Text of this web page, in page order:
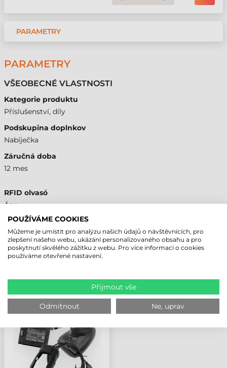
PARAMETRY
PARAMETRY
VŠEOBECNÉ VLASTNOSTI
Kategorie produktu
Příslušenství, díly
Podskupina doplnkov
Nabíječka
Záručná doba
12 mes
RFID olvasó
Áno
NAPOSLEDY PROHLÍŽENÉ PRODUKTY
ZEBRA PŘÍSLUŠENSTVÍ
NABÍJEČKA, 4 PRO
ZAŘÍZENÍ, TC22R (NUTNÉ
PŘÍSLUŠENSTVÍ:
KABEL, AC KABEL)
POUŽÍVÁME COOKIES
Můžeme je umístit pro analýzu našich údajů o návštěvnících, pro
zlepšení našeho webu, ukázání personalizovaného obsahu a pro
poskytnutí skvělého zážitku z webu. Pro více informací o cookies
používáme otevřené nastavení.
Přijmout vše
Odmítnout Ne, uprav